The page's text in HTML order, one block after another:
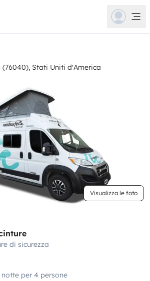
(76040), Stati Uniti d'America
Visualizza le foto
di sicurezza
per 4 persone